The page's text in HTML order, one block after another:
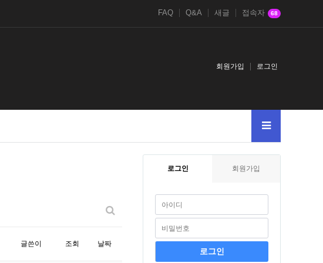
FAQ Q&A 새글 접속자 68
회원가입 로그인
글쓴이 조회 날짜
로그인 회원가입